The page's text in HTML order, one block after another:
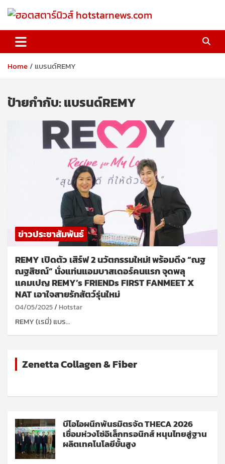
ฮอตสตาร์นิวส์ hotstarnews.com
Home แบรนด์REMY
ป้ายกำกับ:แบรนด์REMY
ข่าวประชาสัมพันธ์
REMY เปิดตัว เสิร์ฟ 2 นวัตกรรมใหม่! พร้อมดึง “ณฐ
ณฐสิชณ์” นั่งแท่นแอมบาสเดอร์คนแรก จุดพลุ
แคมเปญ REMY’s FRIENDs FIRST FANMEET X
NAT เอาใจสายรักสัตว์รุ่นใหม่
04/05/2025 Hotstar
REMY (เรมี่) แบร…
Zenetta Collagen & Fiber
บีโอไอผนึกพันธมิตรจัด THECA 2026
เชื่อมห่วงโซ่อิเล็กทรอนิกส์ หนุนไทยสู่ฐาน
ผลิตเทคโนโลยีขั้นสูง